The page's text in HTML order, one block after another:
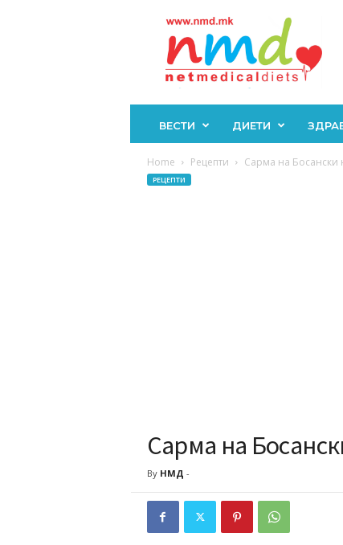
ВЕСТИ ДИЕТИ
Home Рецепти Сарма на Босански
РЕЦЕПТИ
Сарма на
By НМД -